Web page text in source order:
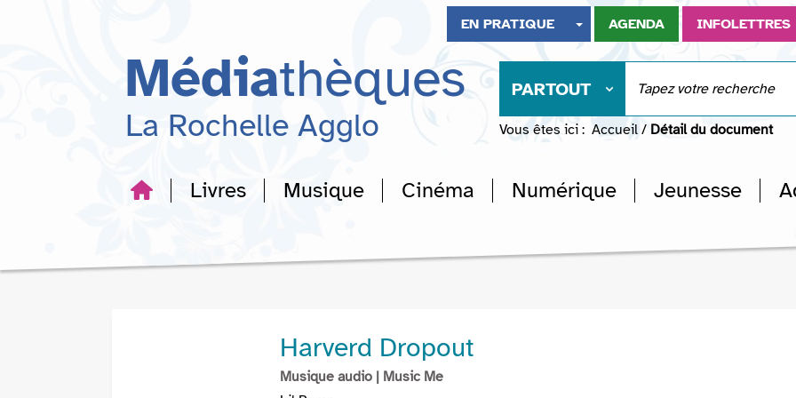
recherche
EN PRATIQUE AGENDA INFOLETTRES
Médiathèques
La Rochelle Agglo
PARTOUT
Vous êtes ici : Accueil / Détail du document
Livres Musique Cinéma Numérique Jeunesse
Harverd Dropout
Musique audio | Music Me